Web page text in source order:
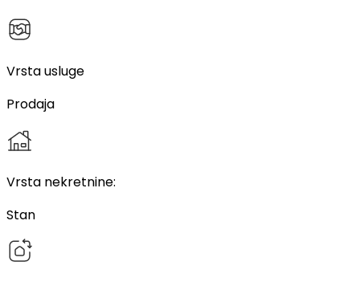
Vrsta usluge
Prodaja
Vrsta nekretnine:
Stan